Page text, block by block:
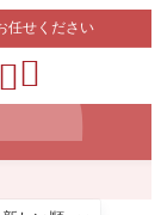
任せください
